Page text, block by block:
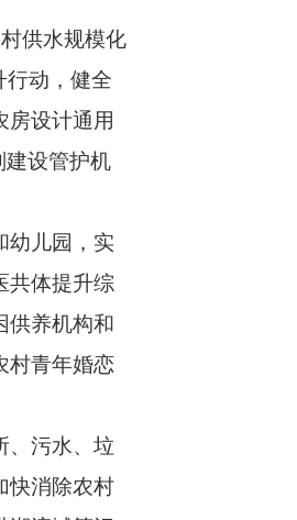
供水规模化
行动，健全
房设计通用
建设管护机
儿园，实
共体提升综
供养机构和
村青年婚恋
污水、垃
快消除农村